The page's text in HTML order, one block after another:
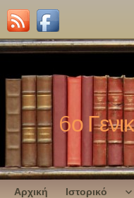
6ο
Αρχική Ιστορικό